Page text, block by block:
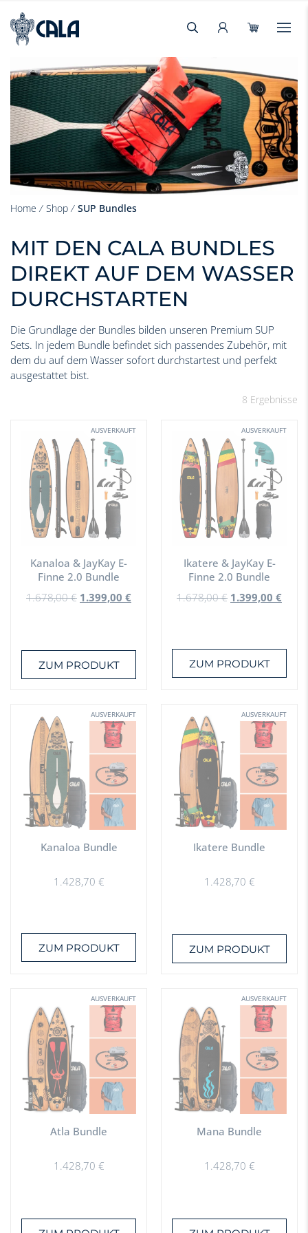
Home ⁄ Shop ⁄ SUP Bundles
MIT DEN CALA BUNDLES
DIREKT AUF DEM WASSER
DURCHSTARTEN
Die Grundlage der Bundles bilden unseren Premium SUP
Sets. In jedem Bundle befindet sich passendes Zubehör, mit
dem du auf dem Wasser sofort durchstartest und perfekt
ausgestattet bist.
8 Ergebnisse
AUSVERKAUFT
Kanaloa & JayKay E-
Finne 2.0 Bundle
1.678,00€ 1.399,00 €
ZUM PRODUKT
AUSVERKAUFT
Ikatere & JayKay E-
Finne 2.0 Bundle
1.678,00€ 1.399,00 €
ZUM PRODUKT
AUSVERKAUFT
Kanaloa Bundle
1.428,70 €
ZUM PRODUKT
AUSVERKAUFT
Ikatere Bundle
1.428,70 €
ZUM PRODUKT
AUSVERKAUFT
Atla Bundle
1.428,70 €
AUSVERKAUFT
Mana Bundle
1.428,70 €